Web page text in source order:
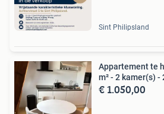
Sint Philipsland
Appartement te
m² - 2 kamer(s) -
€ 1.050,00